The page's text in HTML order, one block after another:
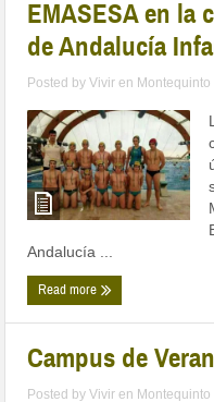
de Andalucía
Posted byVivir en Montequinto
Andalucía ...
Read more
Campus de
Posted byVivir en Montequinto